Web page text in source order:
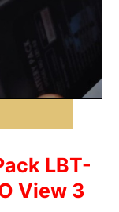
LBT-
View 3